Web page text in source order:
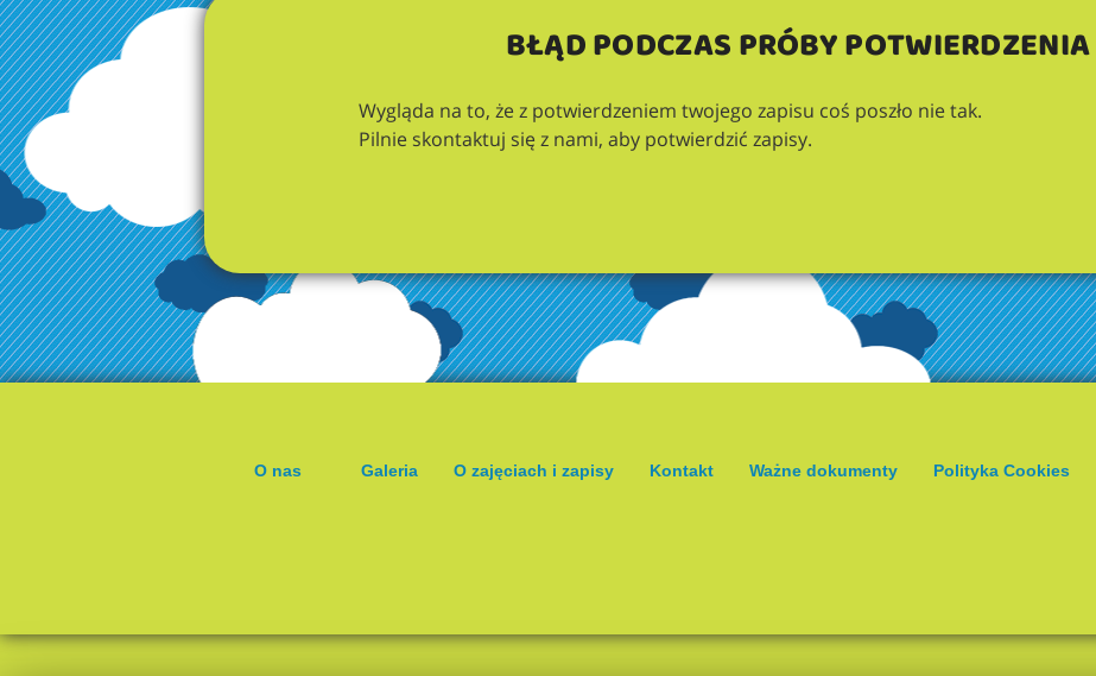
BŁĄD PODCZAS PRÓBY POTWIERDZENIA
Wygląda na to, że z potwierdzeniem twojego zapisu coś poszło nie tak.
Pilnie skontaktuj się z nami, aby potwierdzić zapisy.
O nas Galeria O zajęciach i zapisy Kontakt Ważne dokumenty Polityka Cookies